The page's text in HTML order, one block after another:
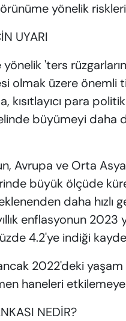
yönelik
UYARI
yönelik 'ters
olmak üzere
kısıtlayıcı para
büyümeyi daha
Avrupa ve Orta
büyük ölçüde
daha
enflasyonun 2023
4.2'ye indiği
2022'deki
haneleri
NEDİR?